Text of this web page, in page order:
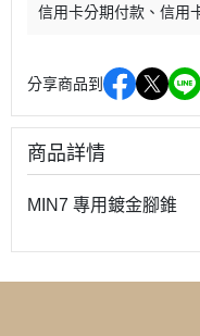
信用卡分期付款
信用
分享商品到
商品詳情
MIN7 專用鍍金腳錐